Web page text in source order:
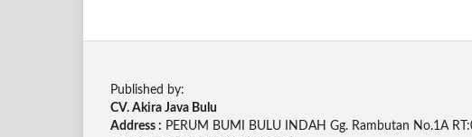
Published by:
CV. Akira Java Bulu
Address : PERUM BUMI BULU INDAH Gg. Rambutan No.1A